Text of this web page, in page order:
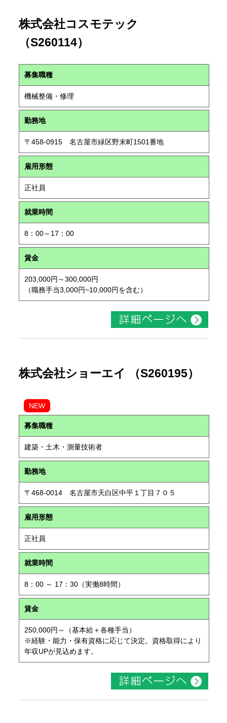
株式会社コスモテック
（S260114）
募集職種
機械整備・修理
勤務地
〒458-0915 名古屋市緑区野末町1501番地
雇用形態
正社員
就業時間
8：00～17：00
賃金
203,000円～300,000円
（職務手当3,000円~10,000円を含む）
株式会社ショーエイ （S260195）
NEW
募集職種
建築・土木・測量技術者
勤務地
〒468-0014 名古屋市天白区中平１丁目７０５
雇用形態
正社員
就業時間
8：00 ～ 17：30（実働8時間）
賃金
250,000円～（基本給＋各種手当）
※経験・能力・保有資格に応じて決定。資格取得により
年収UPが見込めます。